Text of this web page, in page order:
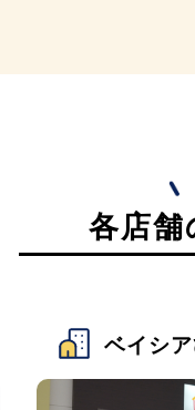
各店舗
ベイシ